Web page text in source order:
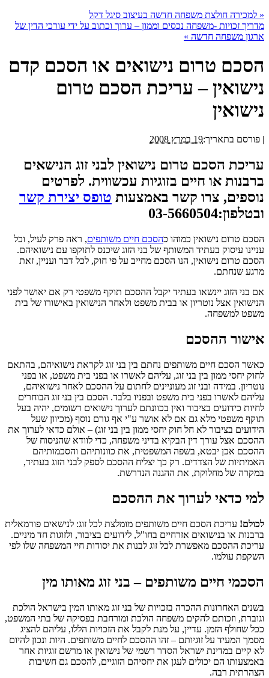
« למכירה חולצת משפחה חדשה בעיצוב סיגל דקל
מדריך זכויות -משפחה נכסים וממון – ערוך וכתוב על ידי עורכי הדין של
ארגון משפחה חדשה »
הסכם טרום נישואים או הסכם קדם
נישואין – עריכת הסכם טרום
נישואין
| פורסם בתאריך:19 במרץ 2008
עריכת הסכם טרום נישואין לבני זוג הנישאים
ברבנות או חיים בזוגיות עכשווית. לפרטים
נוספים, צרו קשר באמצעות טופס יצירת קשר
ובטלפון:03-5660504
הסכם טרום נישואין כמוהו כהסכם חיים משותפים, ראה פרק לעיל, וכל
עניינו עיסוק בעתיד המשותף של בני הזוג שיכנס לתוקפו עם נישואיהם.
הסכם טרום נישואין, הנו הסכם מחייב על פי חוק, לכל דבר ועניין, זאת
מרגע שנחתם.
אם בני הזוג יינשאו בעתיד יקבל ההסכם תוקף משפטי רק אם יאושר לפני
הנישואין אצל נוטריון או בבית משפט ולאחר הנישואין באישורו של בית
משפט למשפחה.
אישור ההסכם
כאשר הסכם חיים משותפים נחתם בין בני זוג לקראת נישואיהם, בהתאם
לחוק יחסי ממון בין בני זוג, עליהם לאשרו או בפני בית משפט, או בפני
נוטריון. במידה ובני זוג מעוניינים לחתום על ההסכם לאחר נישואיהם,
עליהם לאשרו בפני בית משפט ובפניו בלבד. הסכם בין בני זוג הבוחרים
לחיות כידועים בציבור ואין בכוונתם לערוך נישואים רשומים, יהיה בעל
תוקף משפטי מלא גם אם לא אושר ע"י אף גורם נוסף (מכיוון שעל
הידועים בציבור לא חל חוק יחסי ממון בין בני זוג) – אולם כדאי לערוך את
ההסכם אצל עורך דין הבקיא בדיני משפחה, כדי לוודא שהניסוח של
ההסכם אכן יבטא, בשפה המשפטית, את כוונותיהם והסכמותיהם
האמיתיות של הצדדים. רק כך יצליח ההסכם לספק לבני הזוג בעתיד,
במקרה של מחלוקת, את ההגנה הנדרשת.
למי כדאי לערוך את ההסכם
לכולם! עריכת הסכם חיים משותפים מומלצת לכל זוג: לנישאים פורמאלית
ברבנות או בנישואים אזרחיים בחו"ל, לידועים בציבור, ולזוגות חד מיניים.
עריכת ההסכם מאפשרת לכל זוג לבנות את יסודות חיי המשפחה שלו לפי
השקפת עולמו.
הסכמי חיים משותפים – בני זוג מאותו מין
בשנים האחרונות ההכרה בזכויות של בני זוג מאותו המין בישראל הולכת
וגוברת, וזכותם להקים משפחה הולכת ומורחבת בפסיקה של בתי המשפט,
ככל שחולף הזמן. עדיין, על מנת לקבל את הזכויות הללו, עליהם להציג
מסמך המעיד על זוגיותם – זהו ההסכם לחיים משותפים. היות ונכון להיום
לא קיים במדינת ישראל הסדר רשמי של נישואין או מרשם זוגיות אחר
באמצעותו הם יכולים לעגן את יחסיהם הזוגיים, להסכם גם חשיבות
הצהרתית רבה.